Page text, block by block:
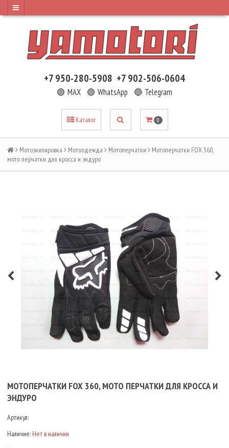
+7 950-280-5908 +7 902-506-0604
🟢 MAX 🟢 WhatsApp 🔵 Telegram
Каталог 0
Мотоэкипировка Мотоодежда Мотоперчатки
Мотоперчатки FOX 360,
мото перчатки для кросса и эндуро
МОТОПЕРЧАТКИ FOX 360, МОТО ПЕРЧАТКИ ДЛЯ КРОССА И
ЭНДУРО
Артикул:
Наличие: Нет в наличии